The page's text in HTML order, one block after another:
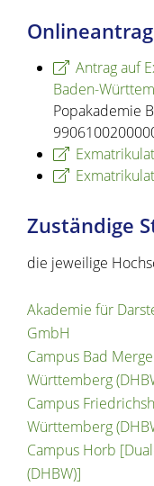
Antrag auf
Baden-
Popakademie
Zuständige
die jeweilige
Akademie für
GmbH
Campus Bad
Württemberg
Campus
Württemberg
Campus Horb
(DHBW)]